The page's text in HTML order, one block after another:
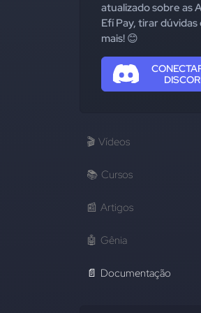
atualizado sobre as
Efí Pay, tirar
mais! 😊
🎬 Vídeos
📚 Cursos
📰 Artigos
🤖 Gênia
📄 Documentação